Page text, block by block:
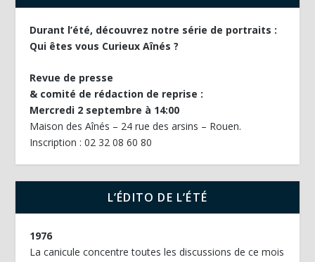
Durant l’été, découvrez notre série de portraits :
Qui êtes vous Curieux Aînés ?
Revue de presse
& comité de rédaction de reprise :
Mercredi 2 septembre à 14:00
Maison des Aînés – 24 rue des arsins – Rouen.
Inscription : 02 32 08 60 80
L’ÉDITO DE L’ÉTÉ
1976
La canicule concentre toutes les discussions de ce mois